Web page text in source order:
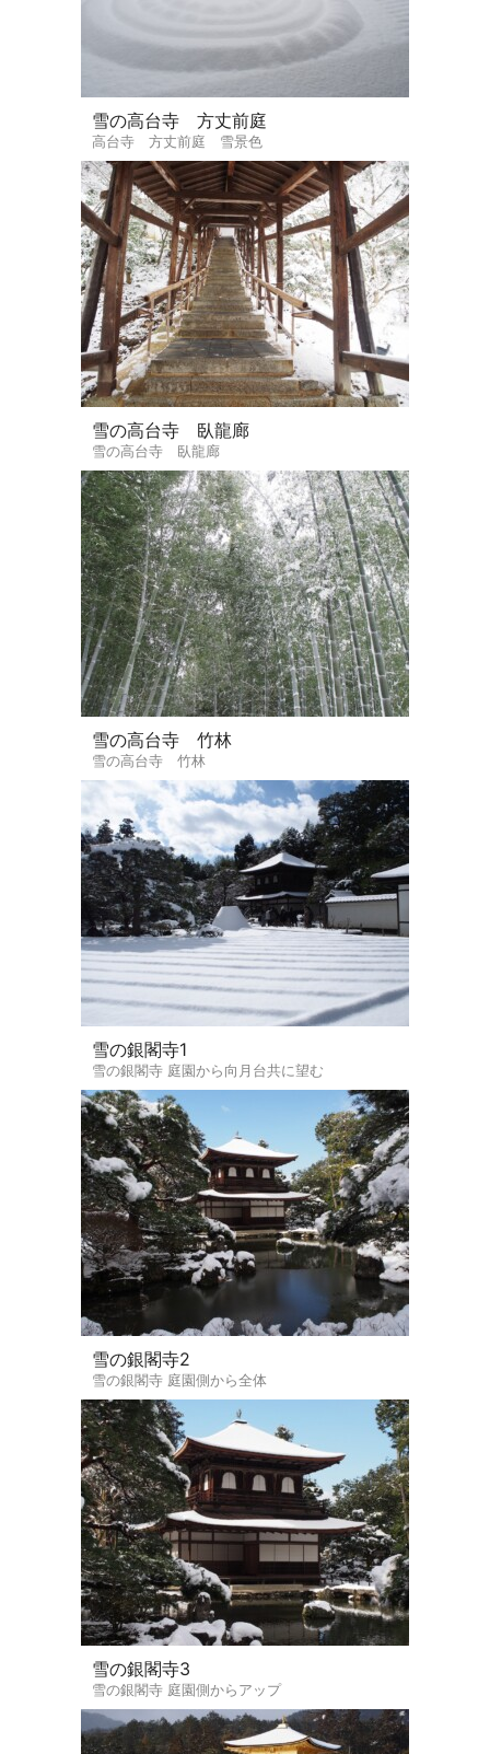
雪の高台寺 方丈前庭
高台寺 方丈前庭 雪景色
雪の高台寺 臥龍廊
雪の高台寺 臥龍廊
雪の高台寺 竹林
雪の高台寺 竹林
雪の銀閣寺1
雪の銀閣寺 庭園から向月台共に望む
雪の銀閣寺2
雪の銀閣寺 庭園側から全体
雪の銀閣寺3
雪の銀閣寺 庭園側からアップ